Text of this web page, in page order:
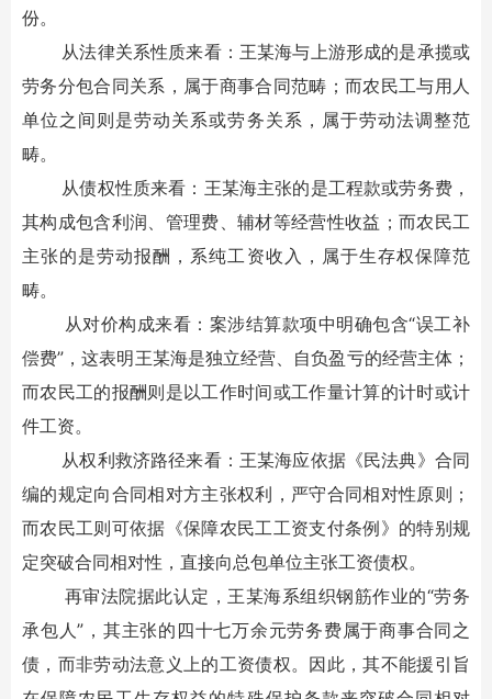
份。
从法律关系性质来看：王某海与上游形成的是承揽或
劳务分包合同关系，属于商事合同范畴；而农民工与用人
单位之间则是劳动关系或劳务关系，属于劳动法调整范
畴。
从债权性质来看：王某海主张的是工程款或劳务费，
其构成包含利润、管理费、辅材等经营性收益；而农民工
主张的是劳动报酬，系纯工资收入，属于生存权保障范
畴。
从对价构成来看：案涉结算款项中明确包含“误工补
偿费”，这表明王某海是独立经营、自负盈亏的经营主体；
而农民工的报酬则是以工作时间或工作量计算的计时或计
件工资。
从权利救济路径来看：王某海应依据《民法典》合同
编的规定向合同相对方主张权利，严守合同相对性原则；
而农民工则可依据《保障农民工工资支付条例》的特别规
定突破合同相对性，直接向总包单位主张工资债权。
再审法院据此认定，王某海系组织钢筋作业的“劳务
承包人”，其主张的四十七万余元劳务费属于商事合同之
债，而非劳动法意义上的工资债权。因此，其不能援引旨